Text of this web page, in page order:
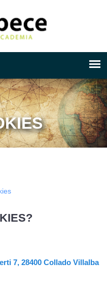
7, 28400 Collado Villalba